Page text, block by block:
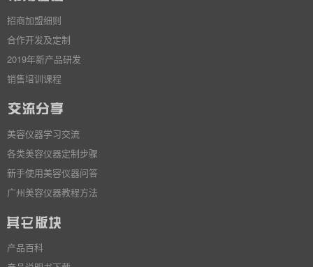
招商加盟细则
合作开发及定制
2019年新产品研发
销售培训课程
美容仪器学习交流
各类美容仪器定制步骤
新手使用美容仪器问答
广州美容仪器教程方法
产品百科